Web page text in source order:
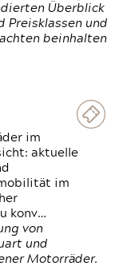
Überblick
Preisklassen und
beinhalten
im
aktuelle
im
konv…
von
und
Motorräder.